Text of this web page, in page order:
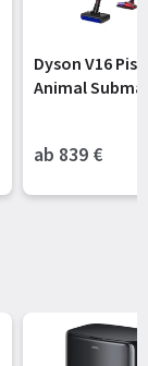
Dyson V16
Animal
schwarz/
ab 839 €